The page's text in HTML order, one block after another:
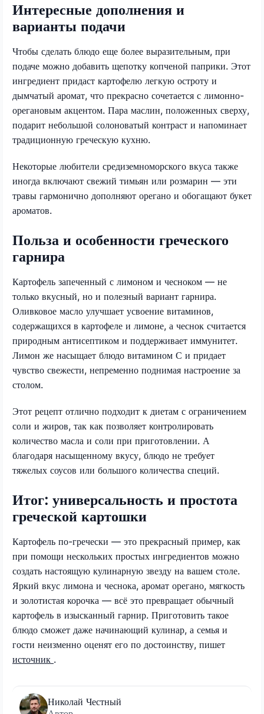
Интересные дополнения и
варианты подачи
Чтобы сделать блюдо еще более выразительным, при
подаче можно добавить щепотку копченой паприки. Этот
ингредиент придаст картофелю легкую остроту и
дымчатый аромат, что прекрасно сочетается с лимонно-
орегановым акцентом. Пара маслин, положенных сверху,
подарит небольшой солоноватый контраст и напоминает
традиционную греческую кухню.
Некоторые любители средиземноморского вкуса также
иногда включают свежий тимьян или розмарин — эти
травы гармонично дополняют орегано и обогащают букет
ароматов.
Польза и особенности греческого
гарнира
Картофель запеченный с лимоном и чесноком — не
только вкусный, но и полезный вариант гарнира.
Оливковое масло улучшает усвоение витаминов,
содержащихся в картофеле и лимоне, а чеснок считается
природным антисептиком и поддерживает иммунитет.
Лимон же насыщает блюдо витамином С и придает
чувство свежести, непременно поднимая настроение за
столом.
Этот рецепт отлично подходит к диетам с ограничением
соли и жиров, так как позволяет контролировать
количество масла и соли при приготовлении. А
благодаря насыщенному вкусу, блюдо не требует
тяжелых соусов или большого количества специй.
Итог: универсальность и простота
греческой картошки
Картофель по-гречески — это прекрасный пример, как
при помощи нескольких простых ингредиентов можно
создать настоящую кулинарную звезду на вашем столе.
Яркий вкус лимона и чеснока, аромат орегано, мягкость
и золотистая корочка — всё это превращает обычный
картофель в изысканный гарнир. Приготовить такое
блюдо сможет даже начинающий кулинар, а семья и
гости неизменно оценят его по достоинству, пишет
источник .
Николай Честный